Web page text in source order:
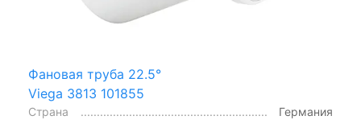
Фановая труба 22.5°
Viega 3813 101855
Страна
Германия